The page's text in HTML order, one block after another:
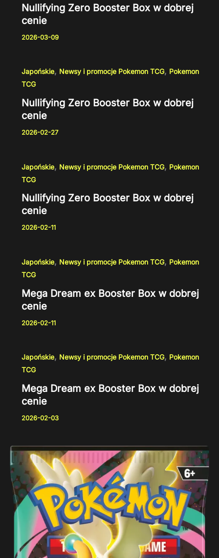
Nullifying Zero Booster Box w dobrej
cenie
2026-03-09
Japońskie, Newsy i promocje Pokemon TCG, Pokemon
TCG
Nullifying Zero Booster Box w dobrej
cenie
2026-02-27
Japońskie, Newsy i promocje Pokemon TCG, Pokemon
TCG
Nullifying Zero Booster Box w dobrej
cenie
2026-02-11
Japońskie, Newsy i promocje Pokemon TCG, Pokemon
TCG
Mega Dream ex Booster Box w dobrej
cenie
2026-02-11
Japońskie, Newsy i promocje Pokemon TCG, Pokemon
TCG
Mega Dream ex Booster Box w dobrej
cenie
2026-02-03